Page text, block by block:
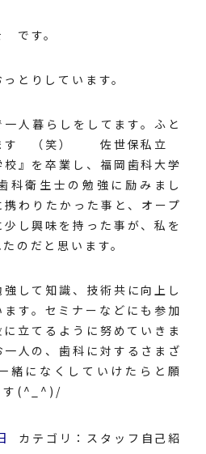
です。
とりしています。
人暮らしをしてます。ふと
ます （笑） 佐世保私立
校』を卒業し、福岡歯科大学
科衛生士の勉強に励みまし
わりたかった事と、オープ
し興味を持った事が、私を
のだと思います。
して知識、技術共に向上し
す。セミナーなどにも参加
立てるように努めていきま
人の、歯科に対するさまざ
緒になくしていけたらと願
す(^_^)/
カテゴリ： スタッフ自己紹